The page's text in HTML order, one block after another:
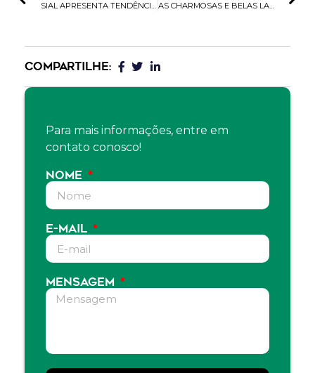
SIAL APRESENTA TENDÊNCIAS DE PRATICIDADE E CONVENIÊNCIA NAS EMBALAGENS DE PESCADOS AS CHARMOSAS E BELAS LATAS FRANCESAS
COMPARTILHE:
Para mais informações, entre em
contato conosco!
NOME
E-MAIL
MENSAGEM